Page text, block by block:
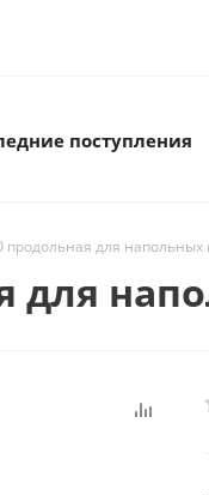
поступления
продольная для напольных
для